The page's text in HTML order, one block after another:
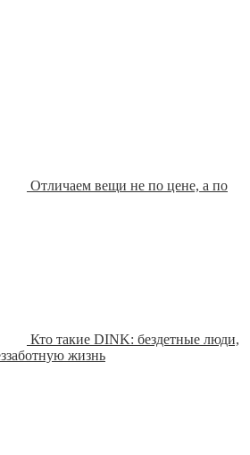
Отличаем вещи не по цене, а по
Кто такие DINK: бездетные люди,
жизнь